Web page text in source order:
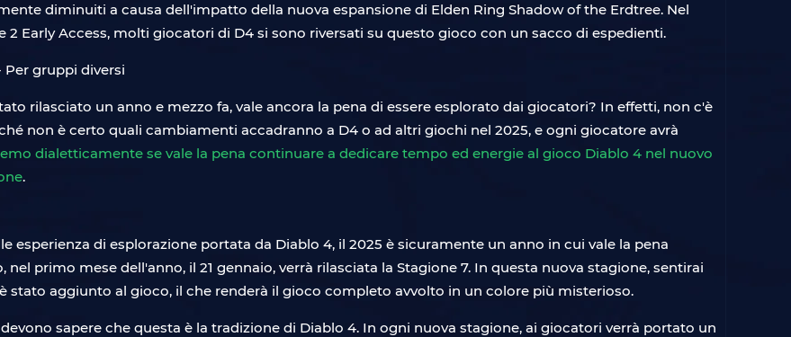
diminuiti a causa dell'impatto della nuova espansione di Elden Ring Shadow of the Erdtree. Nel
2 Early Access, molti giocatori di D4 si sono riversati su questo gioco con un sacco di espedienti.
rilasciato un anno e mezzo fa, vale ancora la pena di essere esplorato dai giocatori? In effetti, non c'è
non è certo quali cambiamenti accadranno a D4 o ad altri giochi nel 2025, e ogni giocatore avrà
dialetticamente se vale la pena continuare a dedicare tempo ed energie al gioco Diablo 4 nel nuovo
.
esperienza di esplorazione portata da Diablo 4, il 2025 è sicuramente un anno in cui vale la pena
primo mese dell'anno, il 21 gennaio, verrà rilasciata la Stagione 7. In questa nuova stagione, sentirai
stato aggiunto al gioco, il che renderà il gioco completo avvolto in un colore più misterioso.
sapere che questa è la tradizione di Diablo 4. In ogni nuova stagione, ai giocatori verrà portato un